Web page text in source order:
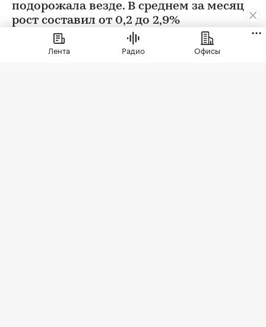
подорожала везде. В среднем за месяц
рост составил от 0,2 до 2,9%
Лента Радио Офисы